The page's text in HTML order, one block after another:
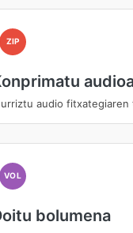
ZIP
audio fitxategiaren
VOL
bolumena